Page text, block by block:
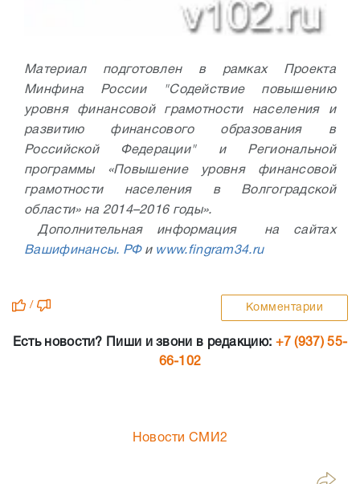
Материал подготовлен в рамках Проекта
Минфина России "Содействие повышению
уровня финансовой грамотности населения и
развитию финансового образования в
Российской Федерации" и Региональной
программы «Повышение уровня финансовой
грамотности населения в Волгоградской
области» на 2014–2016 годы».
Дополнительная информация на сайтах
Вашифинансы. РФи www.fingram34.ru
/ Комментарии
Есть новости? Пиши и звони в редакцию: +7 (937) 55-
66-102
Новости СМИ2